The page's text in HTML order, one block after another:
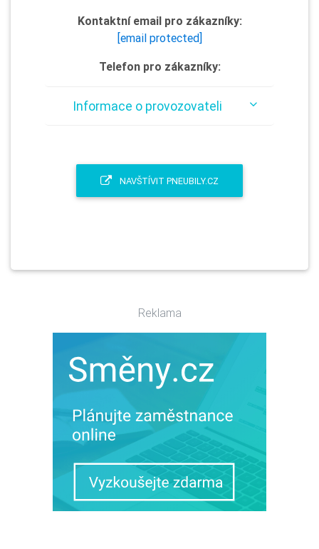
Kontaktní email pro zákazníky:
[email protected]
Telefon pro zákazníky:
Informace o provozovateli
NAVŠTÍVIT PNEUBILY.CZ
Reklama